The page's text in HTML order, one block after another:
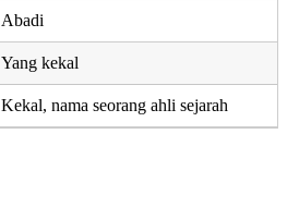
Abadi
Yang kekal
Kekal, nama seorang ahli sejarah